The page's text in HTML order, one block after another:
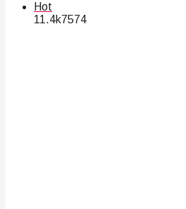
Hot
11.4k7574